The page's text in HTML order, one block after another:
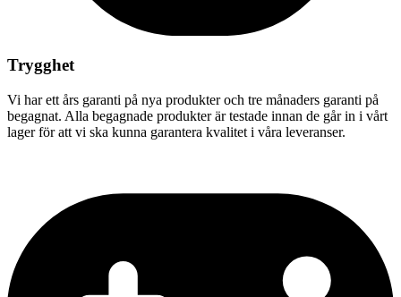
Trygghet
Vi har ett års garanti på nya produkter och tre månaders garanti på
begagnat. Alla begagnade produkter är testade innan de går in i vårt
lager för att vi ska kunna garantera kvalitet i våra leveranser.